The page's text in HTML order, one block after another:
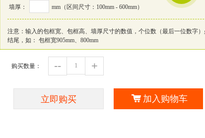
墙厚： mm （区间尺寸：100mm - 600mm）
注意：输入的包框宽、包框高、墙厚尺寸的数值，个位数（最后一位数字）
结尾，如： 包框宽905mm、800mm
购买数量： -- +
立即购买 加入购物车